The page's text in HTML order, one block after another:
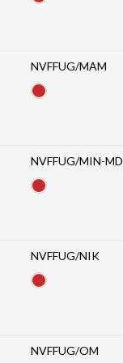
NVFFUG/MAM
NVFFUG/MIN-MD
NVFFUG/NIK
NVFFUG/OM